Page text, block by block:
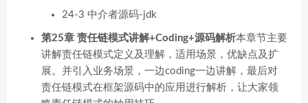
24-3 中介者源码-jdk
第25章 责任链模式讲解+Coding+源码解析本章节主要
讲解责任链模式定义及理解，适用场景，优缺点及扩
展。并引入业务场景，一边coding一边讲解，最后对
责任链模式在框架源码中的应用进行解析，让大家领